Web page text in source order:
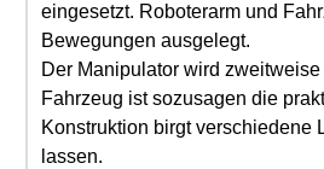
eingesetzt. Roboterarm und
Bewegungen ausgelegt.
Der Manipulator wird
Fahrzeug ist sozusagen die
Konstruktion birgt verschiedene
lassen.